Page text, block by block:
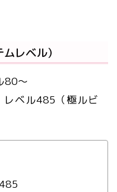
レベル）
80～
ベル485（極ルビ